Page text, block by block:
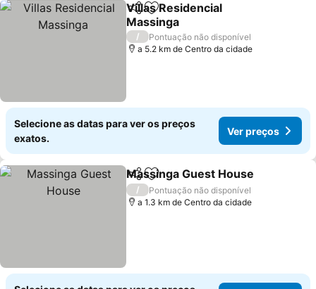
PartilharAdicionar aos favoritos
Villas Residencial
Massinga
Ver preços
/
Pontuação não disponível
a 5.2 km de Centro da cidade
Selecione as datas para ver os preços
exatos.
Ver preços
PartilharAdicionar aos favoritos
Massinga Guest House
/
Pontuação não disponível
a 1.3 km de Centro da cidade